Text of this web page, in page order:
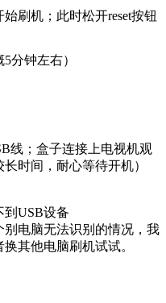
刷机；此时松开reset按钮
分钟左右）
线；盒子连接上电视机观
时间，耐心等待开机）
到USB设备
电脑无法识别的情况，我
其他电脑刷机试试。